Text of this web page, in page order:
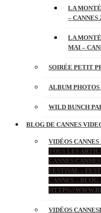
LA
– CANNES
LA
MAI –
SOIRÉE PETIT
ALBUM PHOTOS
WILD BUNCH
BLOG DE CANNES
VIDÉOS
TOUS LES
CANNES
FESTIVAL –
CANNES – BLOG
HTTPS://
VIDÉOS